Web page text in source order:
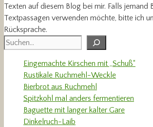
Texten auf diesem Blog bei mir. Falls jemand
Textpassagen verwenden möchte, bitte ich
Rücksprache.
Suchen
Eingemachte Kirschen mit „Schuß“
Rustikale Ruchmehl-Weckle
Bierbrot aus Ruchmehl
Spitzkohl mal anders fermentieren
Baguette mit langer kalter Gare
Dinkelruch-Laib